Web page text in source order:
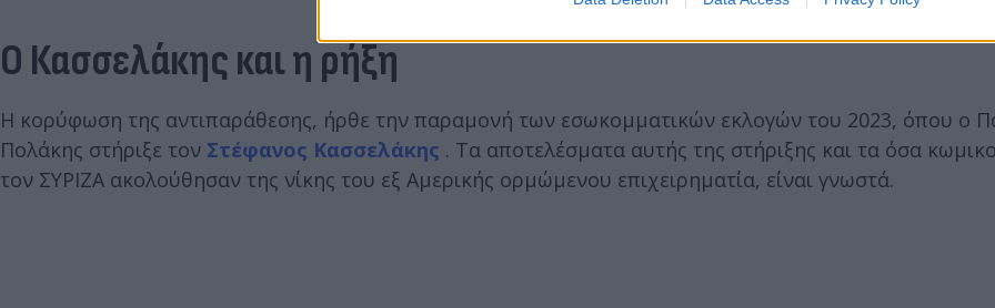
Ο Κασσελάκης και η ρήξη
Η κορύφωση της αντιπαράθεσης, ήρθε την παραμονή των εσωκομματικών εκλογών του 2023, όπου ο
Πολάκης στήριξε τον Στέφανος Κασσελάκης . Τα αποτελέσματα αυτής της στήριξης και τα όσα
τον ΣΥΡΙΖΑ ακολούθησαν της νίκης του εξ Αμερικής ορμώμενου επιχειρηματία, είναι γνωστά.